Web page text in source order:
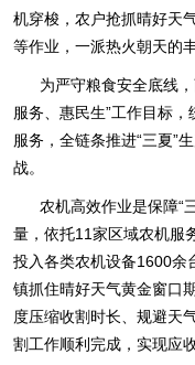
机穿梭，农户抢抓晴好天
等作业，一派热火朝天的
为严守粮食安全底线
服务、惠民生”工作目标
服务，全链条推进“三夏”
战。
农机高效作业是保障“
量，依托11家区域农机服
投入各类农机设备1600余
镇抓住晴好天气黄金窗口
度压缩收割时长、规避天
割工作顺利完成，实现应